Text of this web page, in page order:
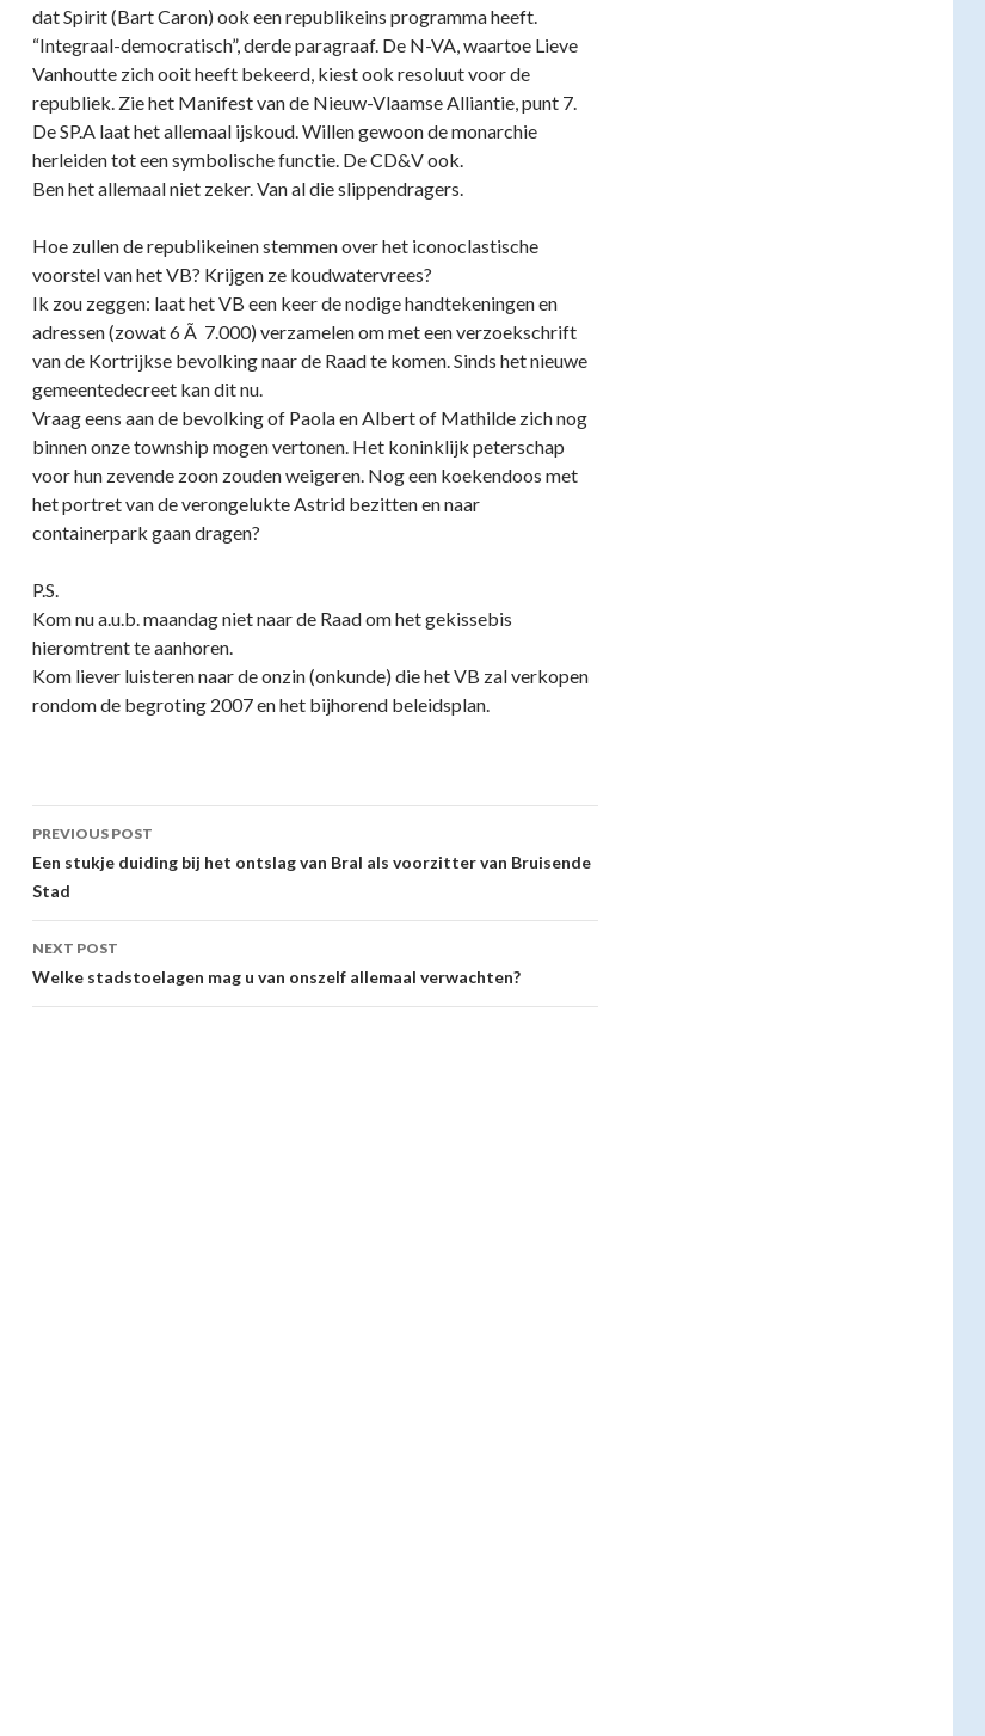
dat Spirit (Bart Caron) ook een republikeins programma heeft.
“Integraal-democratisch”, derde paragraaf. De N-VA, waartoe Lieve
Vanhoutte zich ooit heeft bekeerd, kiest ook resoluut voor de
republiek. Zie het Manifest van de Nieuw-Vlaamse Alliantie, punt 7.
De SP.A laat het allemaal ijskoud. Willen gewoon de monarchie
herleiden tot een symbolische functie. De CD&V ook.
Ben het allemaal niet zeker. Van al die slippendragers.
Hoe zullen de republikeinen stemmen over het iconoclastische
voorstel van het VB? Krijgen ze koudwatervrees?
Ik zou zeggen: laat het VB een keer de nodige handtekeningen en
adressen (zowat 6 Ã 7.000) verzamelen om met een verzoekschrift
van de Kortrijkse bevolking naar de Raad te komen. Sinds het nieuwe
gemeentedecreet kan dit nu.
Vraag eens aan de bevolking of Paola en Albert of Mathilde zich nog
binnen onze township mogen vertonen. Het koninklijk peterschap
voor hun zevende zoon zouden weigeren. Nog een koekendoos met
het portret van de verongelukte Astrid bezitten en naar
containerpark gaan dragen?
P.S.
Kom nu a.u.b. maandag niet naar de Raad om het gekissebis
hieromtrent te aanhoren.
Kom liever luisteren naar de onzin (onkunde) die het VB zal verkopen
rondom de begroting 2007 en het bijhorend beleidsplan.
Post
navigation
PREVIOUS POST
Een stukje duiding bij het ontslag van Bral als voorzitter van Bruisende
Stad
NEXT POST
Welke stadstoelagen mag u van onszelf allemaal verwachten?